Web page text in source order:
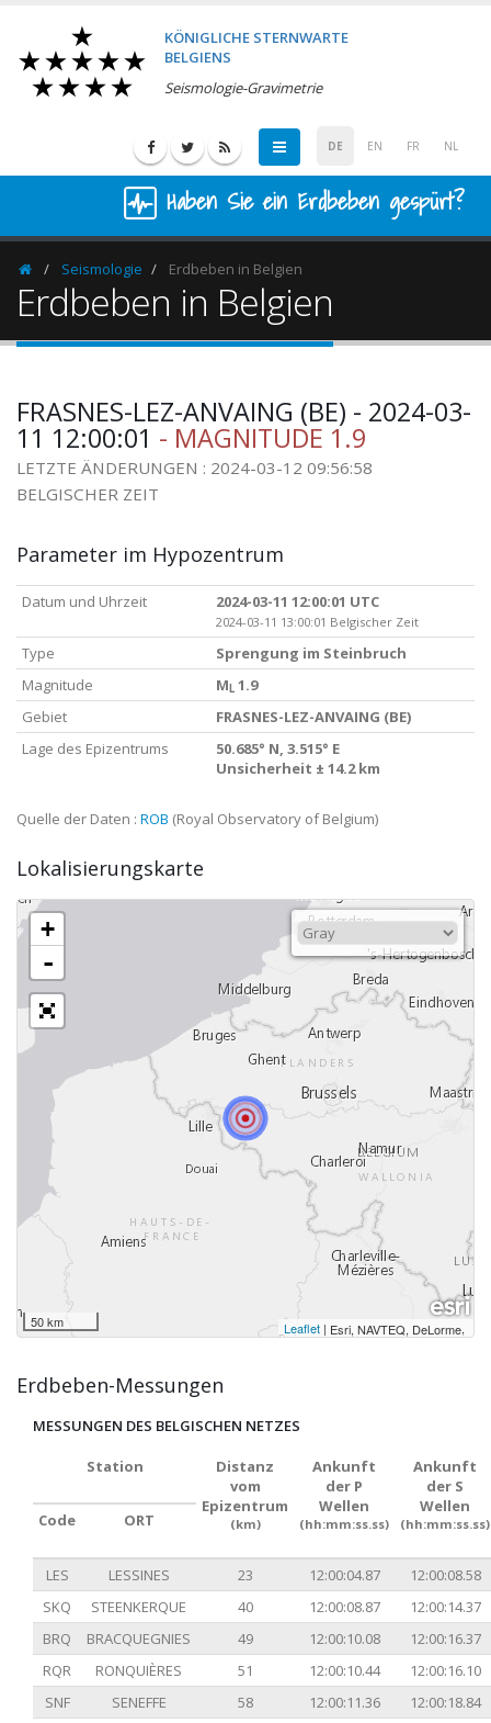
KÖNIGLICHE STERNWARTE
BELGIENS
Seismologie-Gravimetrie
DE EN FR NL
Haben Sie ein Erdbeben gespürt?
HomepageSeismologie Erdbeben in Belgien
Erdbeben in Belgien
FRASNES-LEZ-ANVAING (BE) - 2024-03-
11 12:00:01 - MAGNITUDE 1.9
LETZTE ÄNDERUNGEN : 2024-03-12 09:56:58
BELGISCHER ZEIT
Parameter im Hypozentrum
Datum und Uhrzeit 2024-03-11 12:00:01 UTC
2024-03-11 13:00:01 Belgischer Zeit
Type
Sprengung im Steinbruch
Magnitude
M L 1.9
Gebiet
FRASNES-LEZ-ANVAING (BE)
Lage des Epizentrums
50.685° N, 3.515° E
Unsicherheit ± 14.2 km
Quelle der Daten : ROB (Royal Observatory of Belgium)
Lokalisierungskarte
+
-
50 km Leaflet | Esri, NAVTEQ, DeLorme,
Erdbeben-Messungen
MESSUNGEN DES BELGISCHEN NETZES
Station
Distanz
vom
Epizentrum
(km)
Ankunft
der P
Wellen
(hh:mm:ss.ss)
Ankunft
der S
Wellen
(hh:mm:ss.ss)
Code ORT
LES LESSINES 23 12:00:04.87
12:00:08.58
SKQ
STEENKERQUE 40 12:00:08.87
12:00:14.37
BRQ
BRACQUEGNIES 49 12:00:10.08
12:00:16.37
RQR
RONQUIÈRES 51 12:00:10.44
12:00:16.10
SNF
SENEFFE 58 12:00:11.36
12:00:18.84